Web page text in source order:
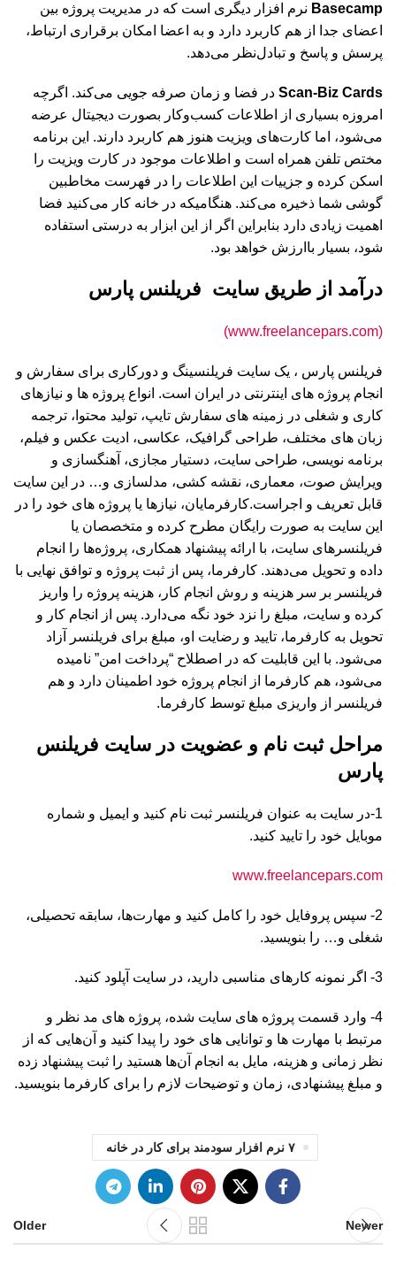
Basecamp نرم افزار دیگری است که در مدیریت پروژه بین
اعضای جدا از هم کاربرد دارد و به اعضا امکان برقراری ارتباط،
پرسش و پاسخ و تبادل‌نظر می‌دهد.
Scan-Biz Cards در فضا و زمان صرفه جویی می‌کند. اگرچه
امروزه بسیاری از اطلاعات کسب‌وکار بصورت دیجیتال عرضه
می‌شود، اما کارت‌های ویزیت هنوز هم کاربرد دارند. این برنامه
مختص تلفن همراه است و اطلاعات موجود در کارت ویزیت را
اسکن کرده و جزییات این اطلاعات را در فهرست مخاطبین
گوشی شما ذخیره می‌کند. هنگامیکه در خانه کار می‌کنید فضا
اهمیت زیادی دارد بنابراین اگر از این ابزار به درستی استفاده
شود، بسیار باارزش خواهد بود.
درآمد از طریق سایت فریلنس پارس
(www.freelancepars.com)
فریلنس پارس ، یک سایت فریلنسینگ و دورکاری برای سفارش و
انجام پروژه های اینترنتی در ایران است. انواع پروژه ها و نیازهای
کاری و شغلی در زمینه های سفارش تایپ، تولید محتوا، ترجمه
زبان های مختلف، طراحی گرافیک، عکاسی، ادیت عکس و فیلم،
برنامه نویسی، طراحی سایت، دستیار مجازی، آهنگسازی و
ویرایش صوت، معماری، نقشه کشی، مدلسازی و… در این سایت
قابل تعریف و اجراست.کارفرمایان، نیازها یا پروژه های خود را در
این سایت به صورت رایگان مطرح کرده و متخصصان یا
فریلنسرهای سایت، با ارائه پیشنهاد همکاری، پروژه‌ها را انجام
داده و تحویل می‌دهند. کارفرما، پس از ثبت پروژه و توافق نهایی با
فریلنسر بر سر هزینه و روش انجام کار، هزینه پروژه را واریز
کرده و سایت، مبلغ را نزد خود نگه می‌دارد. پس از انجام کار و
تحویل به کارفرما، تایید و رضایت او، مبلغ برای فریلنسر آزاد
می‌شود. با این قابلیت که در اصطلاح “پرداخت امن” نامیده
می‌شود، هم کارفرما از انجام پروژه خود اطمینان دارد و هم
فریلنسر از واریزی مبلغ توسط کارفرما.
مراحل ثبت نام و عضویت در سایت فریلنس
پارس
1-در سایت به عنوان فریلنسر ثبت نام کنید و ایمیل و شماره
موبایل خود را تایید کنید.
www.freelancepars.com
2- سپس پروفایل خود را کامل کنید و مهارت‌ها، سابقه تحصیلی،
شغلی و… را بنویسید.
3- اگر نمونه کارهای مناسبی دارید، در سایت آپلود کنید.
4- وارد قسمت پروژه های سایت شده، پروژه های مد نظر و
مرتبط با مهارت ها و توانایی های خود را پیدا کنید و آن‌هایی که از
نظر زمانی و هزینه، مایل به انجام آن‌ها هستید را ثبت پیشنهاد زده
و مبلغ پیشنهادی، زمان و توضیحات لازم را برای کارفرما بنویسید.
۷ نرم افزار سودمند برای کار در خانه
Newer
Older